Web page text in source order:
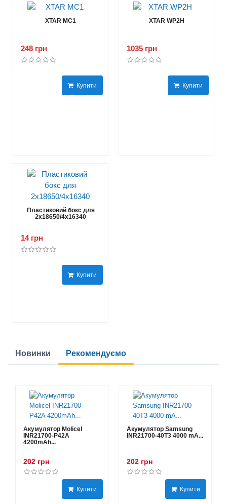
XTAR MC1
248 грн
Купити
XTAR WP2H
1035 грн
Купити
Пластиковий бокс для
2x18650/4x16340
14 грн
Купити
Новинки Рекомендуємо
Акумулятор Molicel
INR21700-P42A
4200mAh...
202 грн
Купити
Акумулятор Samsung
INR21700-40T3 4000 mA...
202 грн
Купити